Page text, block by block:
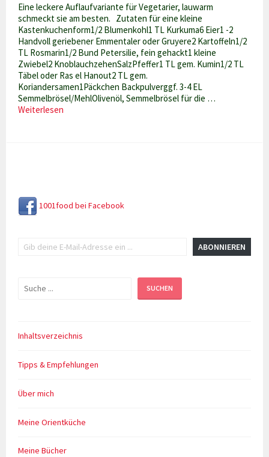
Eine leckere Auflaufvariante für Vegetarier, lauwarm
schmeckt sie am besten. Zutaten für eine kleine
Kastenkuchenform1/2 Blumenkohl1 TL Kurkuma6 Eier1 -2
Handvoll geriebener Emmentaler oder Gruyere2 Kartoffeln1/2
TL Rosmarin1/2 Bund Petersilie, fein gehackt1 kleine
Zwiebel2 KnoblauchzehenSalzPfeffer1 TL gem. Kumin1/2 TL
Täbel oder Ras el Hanout2 TL gem.
Koriandersamen1Päckchen Backpulverggf. 3-4 EL
Semmelbrösel/MehlOlivenöl, Semmelbrösel für die …
Weiterlesen
1001food bei Facebook
ABONNIEREN
Suchen SUCHEN
Inhaltsverzeichnis
Tipps & Empfehlungen
Über mich
Meine Orientküche
Meine Bücher